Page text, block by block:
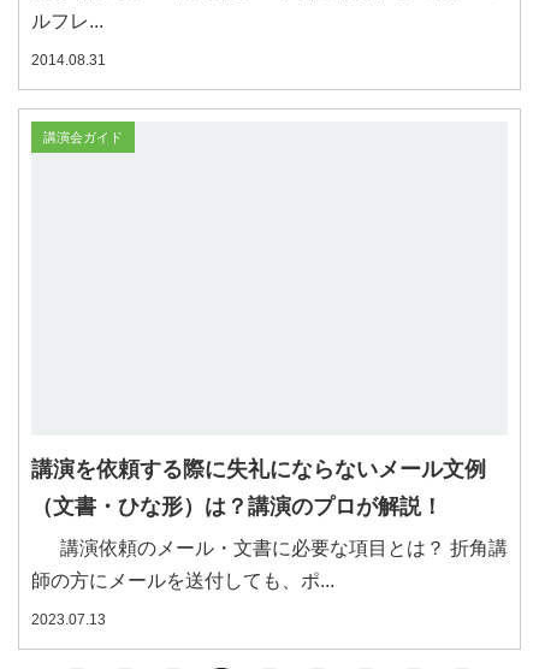
ルフレ...
2014.08.31
講演会ガイド
講演を依頼する際に失礼にならないメール文例
（文書・ひな形）は？講演のプロが解説！
講演依頼のメール・文書に必要な項目とは？ 折角講
師の方にメールを送付しても、ポ...
2023.07.13